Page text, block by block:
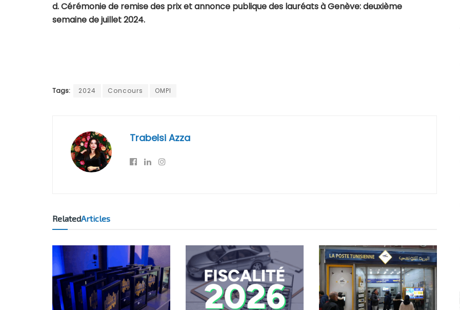
d. Cérémonie de remise des prix et annonce publique des lauréats à Genève: deuxième
semaine de juillet 2024.
Tags: 2024 Concours OMPI
Trabelsi Azza
RelatedArticles